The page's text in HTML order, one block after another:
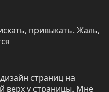
привыкать. Жаль,
страниц на
верх у страницы. Мне